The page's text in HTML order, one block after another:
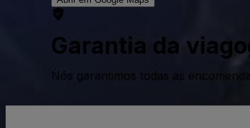
Garantia da
Nós garantimos todas as